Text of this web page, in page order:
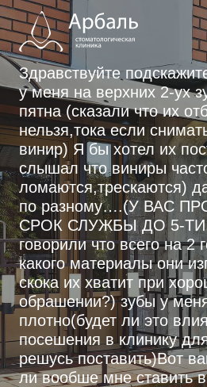
Перейти
к
содержимому
Здравствуйте
у меня на верхних 2-ух
пятна (сказали что их
нельзя,тока если
винир) Я бы хотел их
слышал что виниры
ломаются,трескаются)
по разному….(У ВАС
СРОК СЛУЖБЫ ДО 5-ТИ
говорили что всего на 2
какого материалы они
скока их хватит при
обрашении?) зубы у
плотно(будет ли это
посешения в клинику
решусь поставить)Вот
ли вообше мне ставить